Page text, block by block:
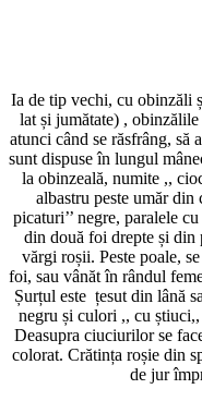
Ia de tip vechi, cu obinzăli
lat și jumătate) ,
atunci când se răsfrâng, să
sunt dispuse în lungul
la obinzeală, numite ,,
albastru peste umăr din
picaturi’’ negre, paralele
din două foi drepte și
vărgi roșii. Peste poale,
foi, sau vânăt în rândul
Șurțul este țesut din lână
negru și culori ,, cu
Deasupra ciuciurilor se
colorat. Crătința roșie din
de jur